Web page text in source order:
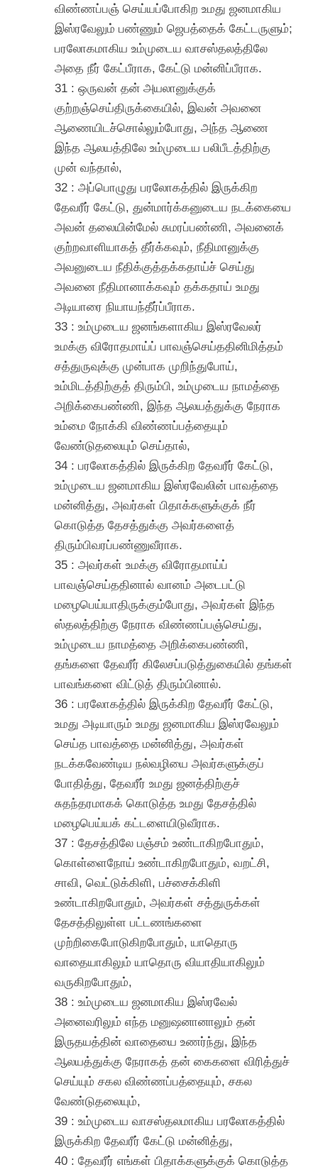
விண்ணப்பஞ் செய்யப்போகிற உமது ஜனமாகிய
இஸ்ரவேலும் பண்ணும் ஜெபத்தைக் கேட்டருளும்;
பரலோகமாகிய உம்முடைய வாசஸ்தலத்திலே
அதை நீர் கேட்பீராக, கேட்டு மன்னிப்பீராக.
31 : ஒருவன் தன் அயலானுக்குக்
குற்றஞ்செய்திருக்கையில், இவன் அவனை
ஆணையிடச்சொல்லும்போது, அந்த ஆணை
இந்த ஆலயத்திலே உம்முடைய பலிபீடத்திற்கு
முன் வந்தால்,
32 : அப்பொழுது பரலோகத்தில் இருக்கிற
தேவரீர் கேட்டு, துன்மார்க்கனுடைய நடக்கையை
அவன் தலையின்மேல் சுமரப்பண்ணி, அவனைக்
குற்றவாளியாகத் தீர்க்கவும், நீதிமானுக்கு
அவனுடைய நீதிக்குத்தக்கதாய்ச் செய்து
அவனை நீதிமானாக்கவும் தக்கதாய் உமது
அடியாரை நியாயந்தீர்ப்பீராக.
33 : உம்முடைய ஜனங்களாகிய இஸ்ரவேலர்
உமக்கு விரோதமாய்ப் பாவஞ்செய்ததினிமித்தம்
சத்துருவுக்கு முன்பாக முறிந்துபோய்,
உம்மிடத்திற்குத் திரும்பி, உம்முடைய நாமத்தை
அறிக்கைபண்ணி, இந்த ஆலயத்துக்கு நேராக
உம்மை நோக்கி விண்ணப்பத்தையும்
வேண்டுதலையும் செய்தால்,
34 : பரலோகத்தில் இருக்கிற தேவரீர் கேட்டு,
உம்முடைய ஜனமாகிய இஸ்ரவேலின் பாவத்தை
மன்னித்து, அவர்கள் பிதாக்களுக்குக் நீர்
கொடுத்த தேசத்துக்கு அவர்களைத்
திரும்பிவரப்பண்ணுவீராக.
35 : அவர்கள் உமக்கு விரோதமாய்ப்
பாவஞ்செய்ததினால் வானம் அடைபட்டு
மழைபெய்யாதிருக்கும்போது, அவர்கள் இந்த
ஸ்தலத்திற்கு நேராக விண்ணப்பஞ்செய்து,
உம்முடைய நாமத்தை அறிக்கைபண்ணி,
தங்களை தேவரீர் கிலேசப்படுத்துகையில் தங்கள்
பாவங்களை விட்டுத் திரும்பினால்.
36 : பரலோகத்தில் இருக்கிற தேவரீர் கேட்டு,
உமது அடியாரும் உமது ஜனமாகிய இஸ்ரவேலும்
செய்த பாவத்தை மன்னித்து, அவர்கள்
நடக்கவேண்டிய நல்வழியை அவர்களுக்குப்
போதித்து, தேவரீர் உமது ஜனத்திற்குச்
சுதந்தரமாகக் கொடுத்த உமது தேசத்தில்
மழைபெய்யக் கட்டளையிடுவீராக.
37 : தேசத்திலே பஞ்சம் உண்டாகிறபோதும்,
கொள்ளைநோய் உண்டாகிறபோதும், வறட்சி,
சாவி, வெட்டுக்கிளி, பச்சைக்கிளி
உண்டாகிறபோதும், அவர்கள் சத்துருக்கள்
தேசத்திலுள்ள பட்டணங்களை
முற்றிகைபோடுகிறபோதும், யாதொரு
வாதையாகிலும் யாதொரு வியாதியாகிலும்
வருகிறபோதும்,
38 : உம்முடைய ஜனமாகிய இஸ்ரவேல்
அனைவரிலும் எந்த மனுஷனானாலும் தன்
இருதயத்தின் வாதையை உணர்ந்து, இந்த
ஆலயத்துக்கு நேராகத் தன் கைகளை விரித்துச்
செய்யும் சகல விண்ணப்பத்தையும், சகல
வேண்டுதலையும்,
39 : உம்முடைய வாசஸ்தலமாகிய பரலோகத்தில்
இருக்கிற தேவரீர் கேட்டு மன்னித்து,
40 : தேவரீர் எங்கள் பிதாக்களுக்குக் கொடுத்த